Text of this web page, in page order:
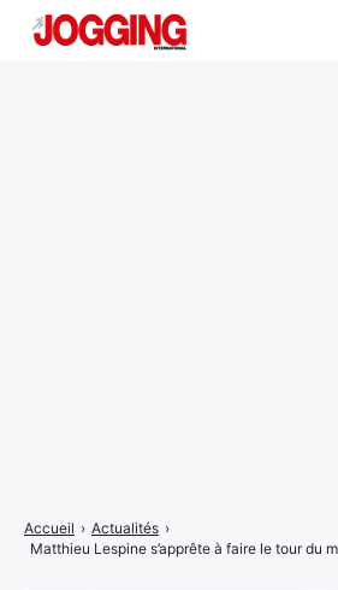
Accueil › Actualités ›
Matthieu Lespine s’apprête à faire le tour du